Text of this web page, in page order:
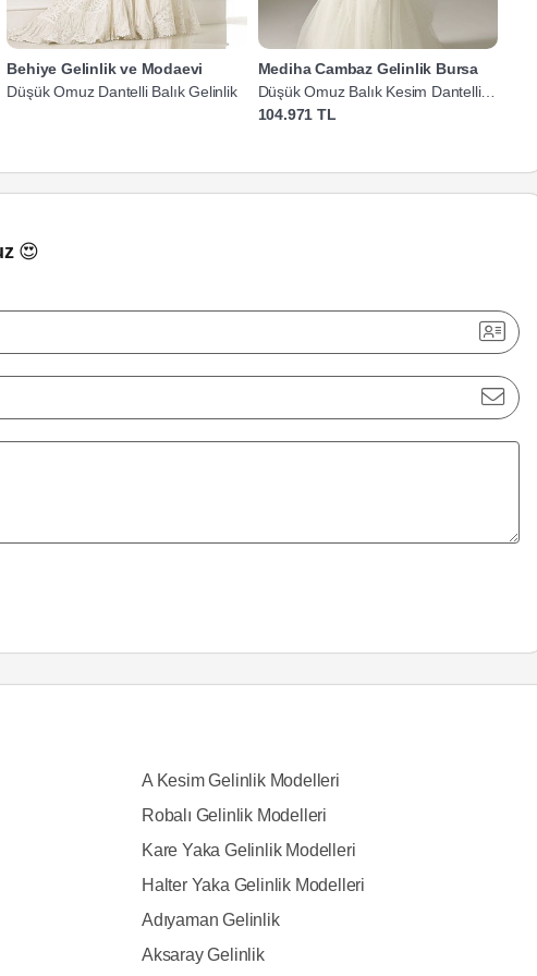
Behiye Gelinlik ve Modaevi
Düşük Omuz Dantelli Balık Gelinlik
Mediha Cambaz Gelinlik Bursa
Düşük Omuz Balık Kesim Dantelli
Gelinlik
104.971 TL
😍
A Kesim Gelinlik Modelleri
Robalı Gelinlik Modelleri
Kare Yaka Gelinlik Modelleri
Halter Yaka Gelinlik Modelleri
Adıyaman Gelinlik
Aksaray Gelinlik